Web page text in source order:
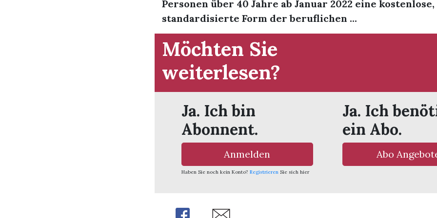
Personen über 40 Jahre ab Januar 2022 eine kostenlose,
standardisierte Form der beruflichen ...
Möchten Sie
weiterlesen?
Ja. Ich bin
Abonnent.
Anmelden
Haben Sie noch kein Konto? Registrieren Sie sich hier
Ja. Ich
ein Abo.
Abo
Share Share